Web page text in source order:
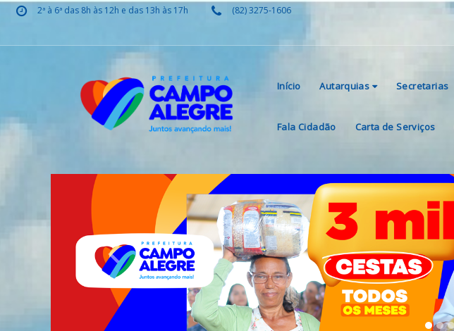
2ª à 6ª das 8h às 12h e das 13h às 17h (82) 3275-1606
Início Autarquias Secretarias
Fala Cidadão Carta de Serviços
Previous